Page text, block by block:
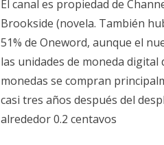
El canal es propiedad de
Brookside (novela. También
51% de Oneword, aunque el
las unidades de moneda
monedas se compran
casi tres años después del
alrededor 0.2 centavos